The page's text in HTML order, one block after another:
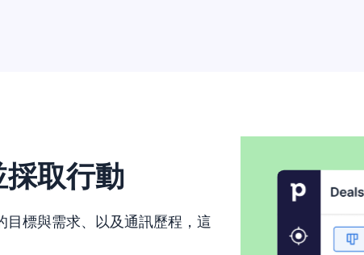
取行動
目標與需求、以及通訊歷程，這